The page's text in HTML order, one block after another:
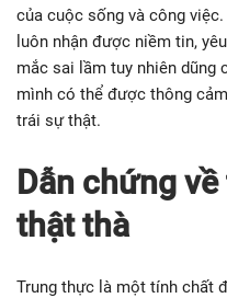
của cuộc sống và công
luôn nhận được niềm tin,
mắc sai lầm tuy nhiên dũng
mình có thể được thông
trái sự thật.
Dẫn chứng
thật thà
Trung thực là một tính chất